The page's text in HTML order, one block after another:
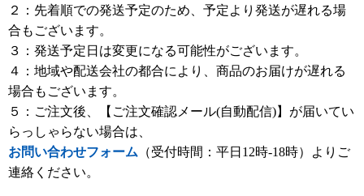
２：先着順での発送予定のため、予定より発送が遅れる場
合もございます。
３：発送予定日は変更になる可能性がございます。
４：地域や配送会社の都合により、商品のお届けが遅れる
場合もございます。
５：ご注文後、【ご注文確認メール(自動配信)】が届いてい
らっしゃらない場合は、
お問い合わせフォーム （受付時間：平日12時-18時）よりご
連絡ください。